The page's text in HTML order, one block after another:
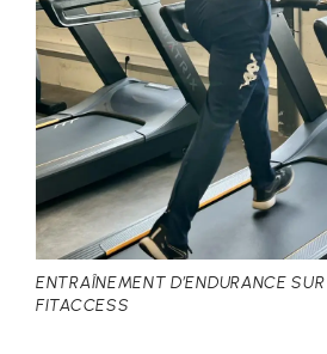
ENTRAÎNEMENT D’ENDURANCE
FITACCESS